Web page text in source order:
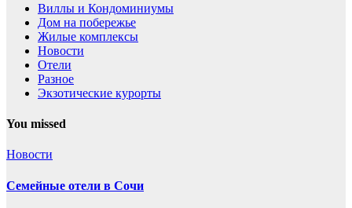
Виллы и Кондоминиумы
Дом на побережье
Жилые комплексы
Новости
Отели
Разное
Экзотические курорты
You missed
Новости
Семейные отели в Сочи